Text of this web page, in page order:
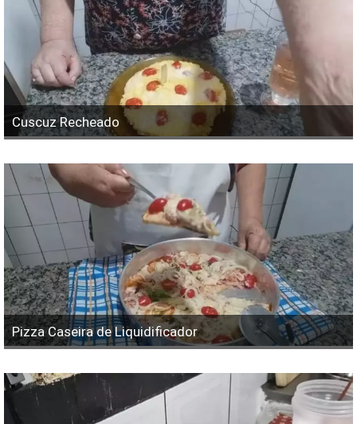
Cuscuz Recheado
Pizza Caseira de Liquidificador